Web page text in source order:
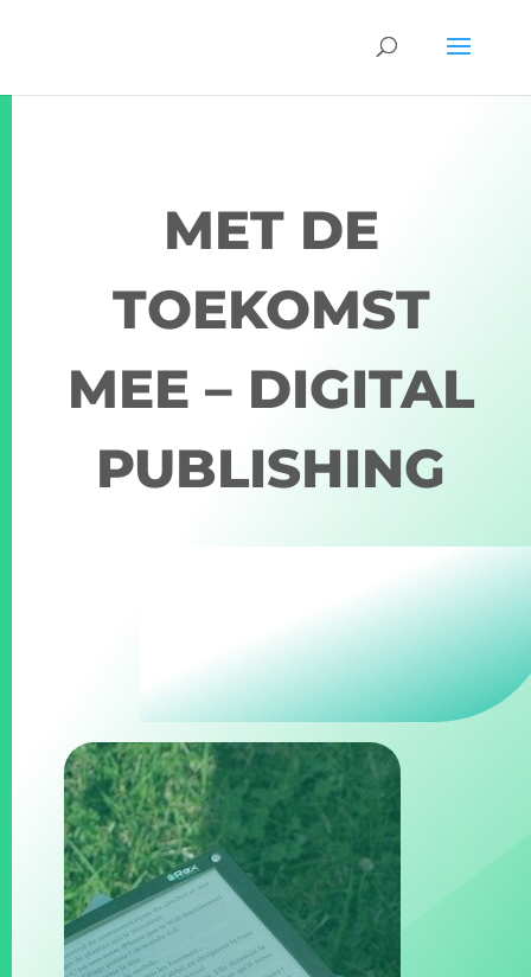
MET DE
TOEKOMST
MEE – DIGITAL
PUBLISHING